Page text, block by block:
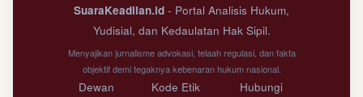
SuaraKeadilan.id - Portal Analisis Hukum,
Yudisial, dan Kedaulatan Hak Sipil.
Menyajikan jurnalisme advokasi, telaah regulasi, dan fakta
objektif demi tegaknya kebenaran hukum nasional.
Dewan Kode Etik Hubungi